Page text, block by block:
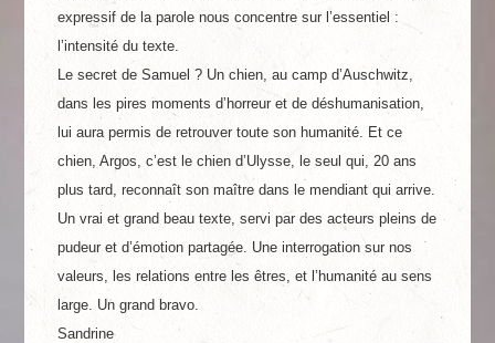
expressif de la parole nous concentre sur l’essentiel :
l’intensité du texte.
Le secret de Samuel ? Un chien, au camp d’Auschwitz,
dans les pires moments d’horreur et de déshumanisation,
lui aura permis de retrouver toute son humanité. Et ce
chien, Argos, c’est le chien d’Ulysse, le seul qui, 20 ans
plus tard, reconnaît son maître dans le mendiant qui arrive.
Un vrai et grand beau texte, servi par des acteurs pleins de
pudeur et d’émotion partagée. Une interrogation sur nos
valeurs, les relations entre les êtres, et l’humanité au sens
large. Un grand bravo.
Sandrine